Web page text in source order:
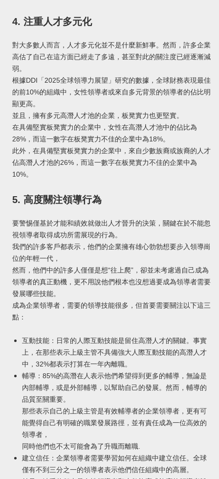
4. 注重人才多元化
對大多數人而言，人才多元化並不是什麼新鮮事。然而，許多企業
高估了自己在這方面已經走了多遠，甚至對此的關注度已經逐漸減
弱。
根據DDI「2025全球領導力展望」研究的數據，全球財務表現最佳
的前10%的組織中，女性領導者或來自多元背景的領導者的佔比明
顯更高。
並且，擁有多元高潛人才池的企業，板凳實力也更堅實。
在具備堅實板凳實力的企業中，女性在高潛人才池中的佔比為
28%，而這一數字在板凳實力不佳的企業中為18%。
此外，在具備堅實板凳實力的企業中，來自少數族裔或族裔的人才
佔高潛人才池的26%，而這一數字在板凳實力不佳的企業中為
10%。
5. 高度關注領導行為
要警惕僅基於才能和績效就做出人才晉升的決策，關鍵在於不能忽
視領導者取得成功所需展現的行為。
我們的許多客戶都表示，他們的企業擁有雄心勃勃想要步入領導崗
位的年輕一代，
然而，他們中的許多人僅僅是想“往上爬”，卻並未考慮過自己成為
領導者的真正動機，更不用說他們根本也沒想過要成為領導者需要
發展哪些技能。
成為企業領導者，需要的領導技能很多，但首要需要關注以下這三
點：
互動技能：日常的人際互動技能是留住高潛人才的關鍵。事實
上，在那些表示上級主管不具備強大人際互動技能的高潛人才
中，32%都表示打算在一年內離職。
輔導：85%的高潛在人表示他們希望得到更多的輔導，無論是
內部輔導，或是外部輔導，以幫助自己的發展。然而，輔導的
品質至關重要。
那些表示自己的上級主管是有效輔導者的企業領導者，更有可
能覺得自己有明確的職業發展路徑，並有責任成為一位高效的
領導者，
同時他們也不太可能會為了升職而離職.
建立信任：企業領導者需要學習如何在組織中建立信任。全球
僅有不到三分之一的領導者表示他們信任組織中的高層。